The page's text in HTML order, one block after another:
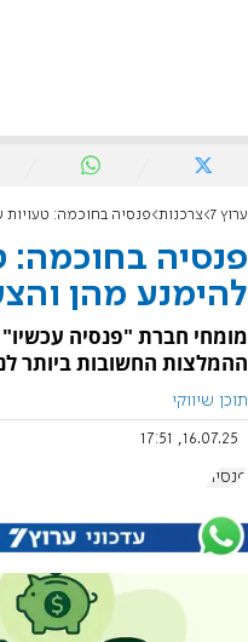
ערוץ 7 צרכנות פנסיה בחוכמה: טעויות
פנסיה בחוכמה:
להימנע מהן
מומחי חברת "פנסיה עכשיו"
ההמלצות החשובות ביותר
תוכן שיווקי
16.07.25, 17:51
פנסיה